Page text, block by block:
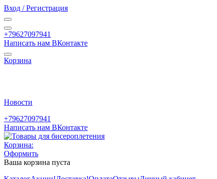
Вход / Регистрация
+79627097941
Написать нам ВКонтакте
Корзина
Новости
+79627097941
Написать нам ВКонтакте
Корзина:
Оформить
Ваша корзина пуста